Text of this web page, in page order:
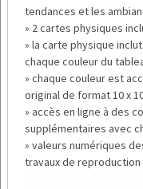
tendances et les
» 2 cartes physiques
» la carte physique
chaque couleur du
» chaque couleur est
original de format 10 x
» accès en ligne à des
supplémentaires avec
» valeurs numériques
travaux de reproduction